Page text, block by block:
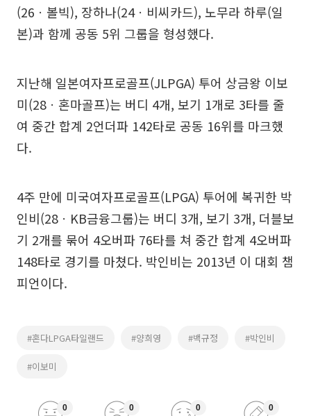
(26ㆍ볼빅), 장하나(24ㆍ비씨카드), 노무라 하루(일
본)과 함께 공동 5위 그룹을 형성했다.
지난해 일본여자프로골프(JLPGA) 투어 상금왕 이보
미(28ㆍ혼마골프)는 버디 4개, 보기 1개로 3타를 줄
여 중간 합계 2언더파 142타로 공동 16위를 마크했
다.
4주 만에 미국여자프로골프(LPGA) 투어에 복귀한 박
인비(28ㆍKB금융그룹)는 버디 3개, 보기 3개, 더블보
기 2개를 묶어 4오버파 76타를 쳐 중간 합계 4오버파
148타로 경기를 마쳤다. 박인비는 2013년 이 대회 챔
피언이다.
#혼다LPGA타일랜드 #양희영 #백규정 #박인비
#이보미
0 0 0 0